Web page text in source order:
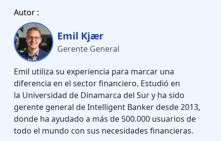
Autor :
Emil Kjær
Gerente General
Emil utiliza su experiencia para marcar una
diferencia en el sector financiero. Estudió en
la Universidad de Dinamarca del Sur y ha sido
gerente general de Intelligent Banker desde 2013,
donde ha ayudado a más de 500.000 usuarios de
todo el mundo con sus necesidades financieras.